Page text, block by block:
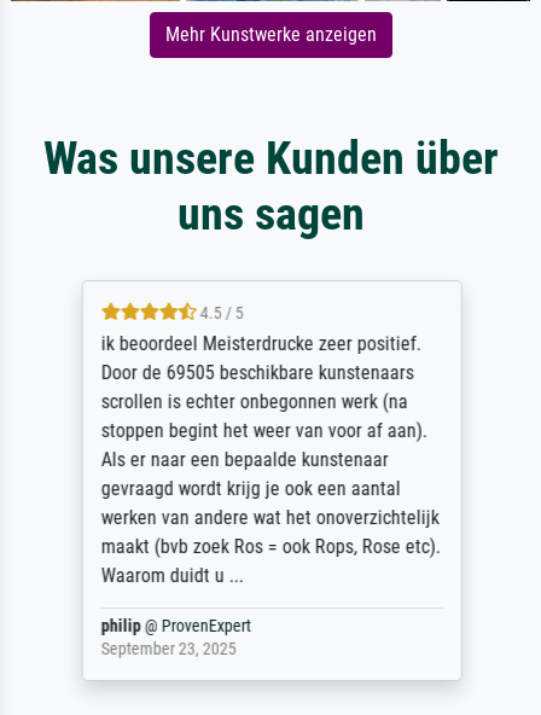
Mehr Kunstwerke anzeigen
Was unsere Kunden über
uns sagen
4.5 / 5
ik beoordeel Meisterdrucke zeer positief.
Door de 69505 beschikbare kunstenaars
scrollen is echter onbegonnen werk (na
stoppen begint het weer van voor af aan).
Als er naar een bepaalde kunstenaar
gevraagd wordt krijg je ook een aantal
werken van andere wat het onoverzichtelijk
maakt (bvb zoek Ros = ook Rops, Rose etc).
Waarom duidt u ...
philip@ ProvenExpert
September 23, 2025